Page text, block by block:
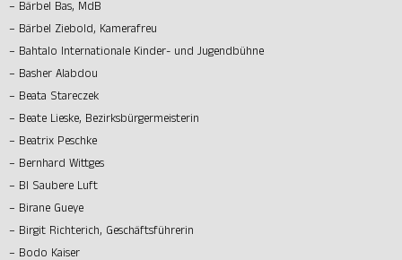
– Bärbel Bas, MdB
– Bärbel Ziebold, Kamerafreu
– Bahtalo Internationale Kinder- und Jugendbühne
– Basher Alabdou
– Beata Stareczek
– Beate Lieske, Bezirksbürgermeisterin
– Beatrix Peschke
– Bernhard Wittges
– BI Saubere Luft
– Birane Gueye
– Birgit Richterich, Geschäftsführerin
– Bodo Kaiser